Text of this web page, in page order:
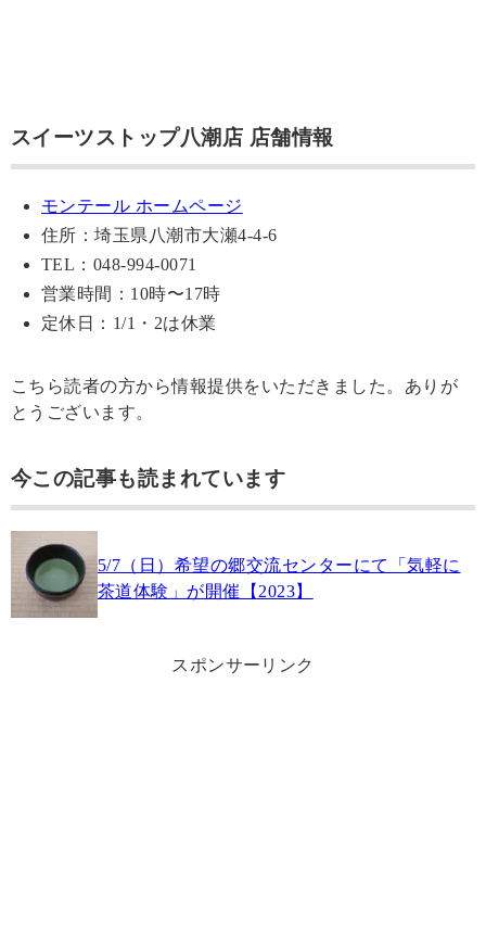
スイーツストップ八潮店 店舗情報
モンテール ホームページ
住所：埼玉県八潮市大瀬4-4-6
TEL：048-994-0071
営業時間：10時〜17時
定休日：1/1・2は休業
こちら読者の方から情報提供をいただきました。ありが
とうございます。
今この記事も読まれています
5/7（日）希望の郷交流センターにて「気軽に
茶道体験」が開催【2023】
スポンサーリンク